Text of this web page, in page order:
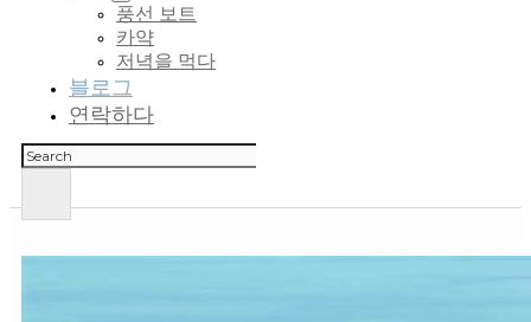
풍선 보트
카약
저녁을 먹다
블로그
연락하다
검
색